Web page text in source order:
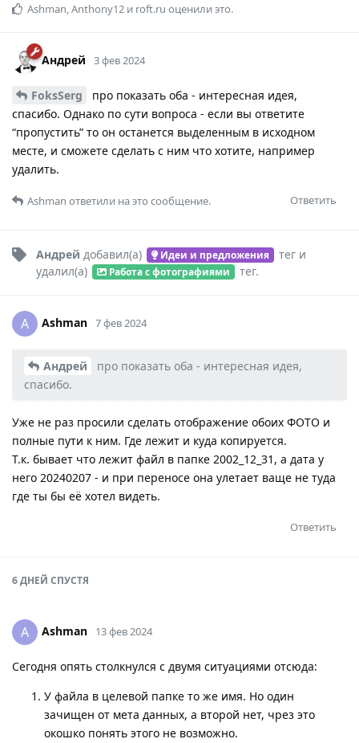
Ashman,Anthony12 и roft.ru оценили это.
Андрей 3 фев 2024
FoksSerg
про показать оба - интересная идея,
спасибо. Однако по сути вопроса - если вы ответите
“пропустить” то он останется выделенным в исходном
месте, и сможете сделать с ним что хотите, например
удалить.
Ответить
Ashman ответили на это сообщение.
Андрей добавил(а) Идеи и предложения теги
удалил(а)
Работа с фотографиями тег.
A Ashman 7 фев 2024
Андрей
про показать оба - интересная идея,
спасибо.
Уже не раз просили сделать отображение обоих ФОТО и
полные пути к ним. Где лежит и куда копируется.
Т.к. бывает что лежит файл в папке 2002_12_31, а дата у
него 20240207 - и при переносе она улетает ваще не туда
где ты бы её хотел видеть.
Ответить
6 ДНЕЙ СПУСТЯ
A Ashman 13 фев 2024
Сегодня опять столкнулся с двумя ситуациями отсюда:
У файла в целевой папке то же имя. Но один
зачищен от мета данных, а второй нет, чрез это
окошко понять этого не возможно.